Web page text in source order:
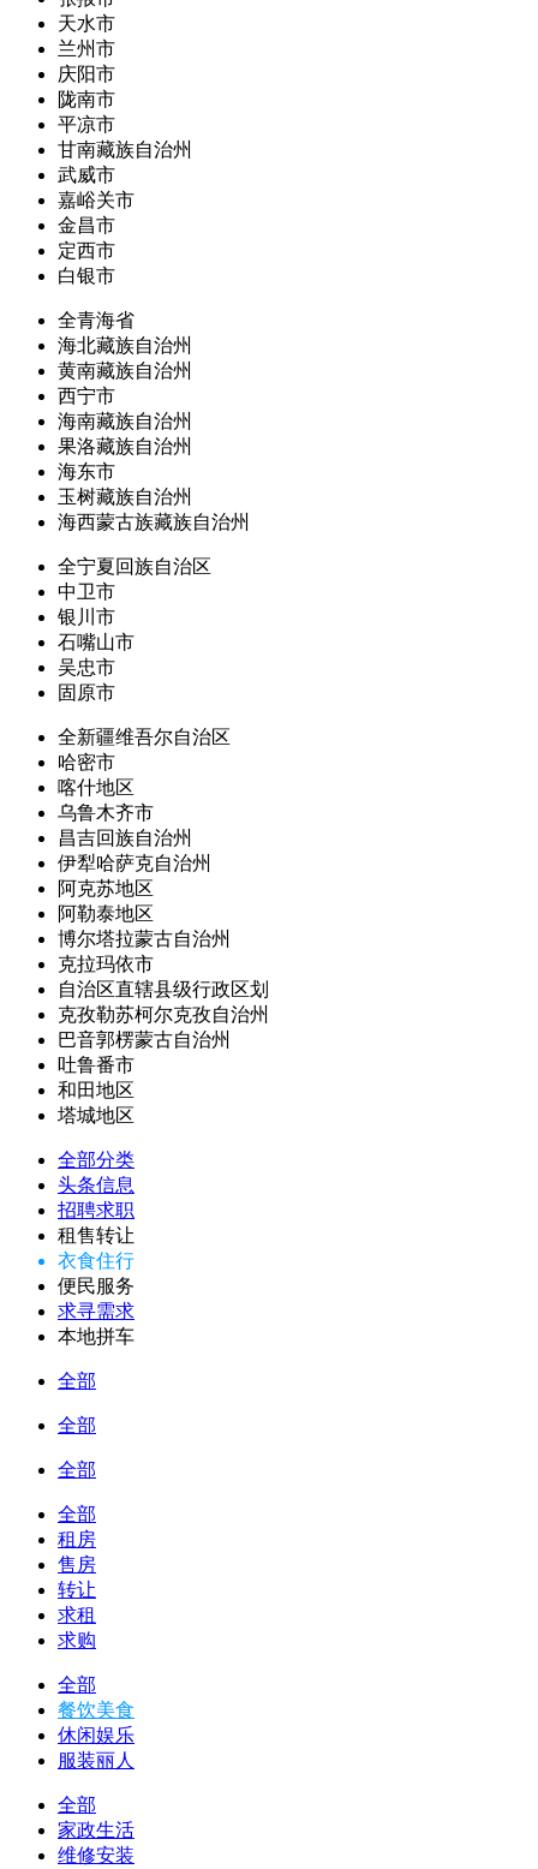
天水市
兰州市
庆阳市
陇南市
平凉市
甘南藏族自治州
武威市
嘉峪关市
金昌市
定西市
白银市
全青海省
海北藏族自治州
黄南藏族自治州
西宁市
海南藏族自治州
果洛藏族自治州
海东市
玉树藏族自治州
海西蒙古族藏族自治州
全宁夏回族自治区
中卫市
银川市
石嘴山市
吴忠市
固原市
全新疆维吾尔自治区
哈密市
喀什地区
乌鲁木齐市
昌吉回族自治州
伊犁哈萨克自治州
阿克苏地区
阿勒泰地区
博尔塔拉蒙古自治州
克拉玛依市
自治区直辖县级行政区划
克孜勒苏柯尔克孜自治州
巴音郭楞蒙古自治州
吐鲁番市
和田地区
塔城地区
全部分类
头条信息
招聘求职
租售转让
衣食住行
便民服务
求寻需求
本地拼车
全部
全部
全部
全部
租房
售房
转让
求租
求购
全部
餐饮美食
休闲娱乐
服装丽人
全部
家政生活
维修安装